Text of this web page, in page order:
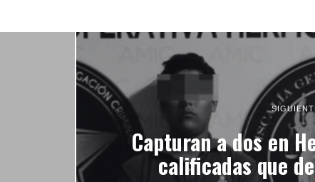
Capturan a dos en
calificadas que